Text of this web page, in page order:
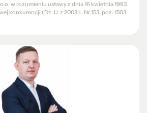
w rozumieniu ustawy z dnia 16 kwietnia 1993
konkurencji (Dz. U. z 2003 r., Nr 153, poz. 1503